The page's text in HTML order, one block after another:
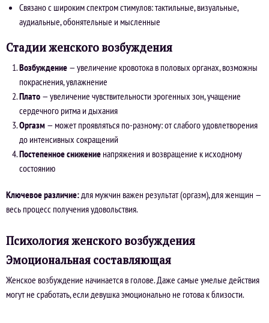
Связано с широким спектром стимулов: тактильные, визуальные,
аудиальные, обонятельные и мысленные
Стадии женского возбуждения
Возбуждение — увеличение кровотока в половых органах, возможны
покраснения, увлажнение
Плато — увеличение чувствительности эрогенных зон, учащение
сердечного ритма и дыхания
Оргазм — может проявляться по-разному: от слабого удовлетворения
до интенсивных сокращений
Постепенное снижение напряжения и возвращение к исходному
состоянию
Ключевое различие: для мужчин важен результат (оргазм), для женщин —
весь процесс получения удовольствия.
Психология женского возбуждения
Эмоциональная составляющая
Женское возбуждение начинается в голове. Даже самые умелые действия
могут не сработать, если девушка эмоционально не готова к близости.